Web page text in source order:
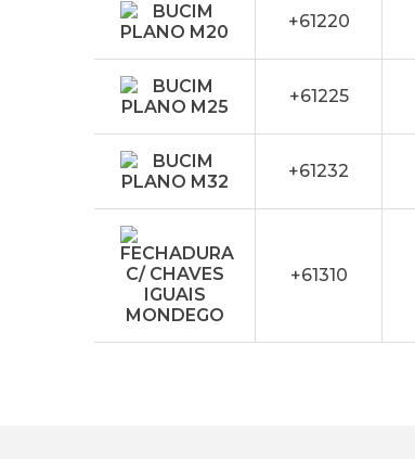
+61220
+61225
+61232
+61310